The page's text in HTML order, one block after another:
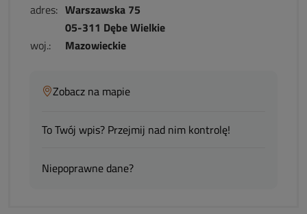
adres: Warszawska 75
05-311 Dębe Wielkie
woj.:
Mazowieckie
Zobacz na mapie
To Twój wpis? Przejmij nad nim kontrolę!
Niepoprawne dane?